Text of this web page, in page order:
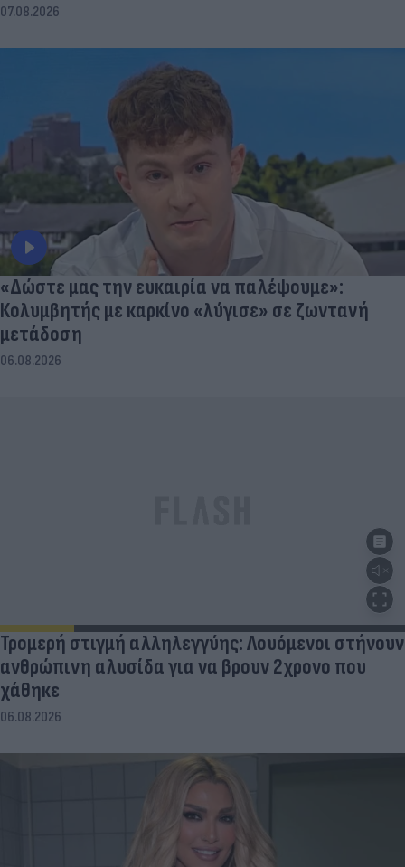
07.08.2026
«Δώστε μας την ευκαιρία να παλέψουμε»:
Κολυμβητής με καρκίνο «λύγισε» σε ζωντανή
μετάδοση
06.08.2026
Τρομερή στιγμή αλληλεγγύης: Λουόμενοι στήνουν
ανθρώπινη αλυσίδα για να βρουν 2χρονο που
χάθηκε
06.08.2026